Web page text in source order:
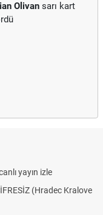
Olivan sarı kart
yayın izle
(Hradec Kralove